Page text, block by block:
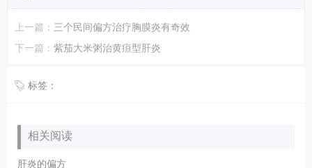
上一篇： 三个民间偏方治疗胸膜炎有奇效
下一篇： 紫茄大米粥治黄疸型肝炎
标签：
相关阅读
肝炎的偏方